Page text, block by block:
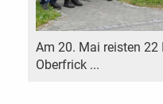
Am 20. Mai reisten 22
Oberfrick ...